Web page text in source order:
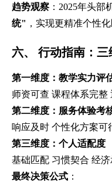
趋势观察 ：2025年头部
统" ，实现更精准个性化
六、 行动指南：
第一维度：教学实力评
师资可查 课程体系完整
第二维度：服务体验考
响应及时 个性化方案可
第三维度：个人适配度
基础匹配 习惯契合 经
最终决策公式 ：